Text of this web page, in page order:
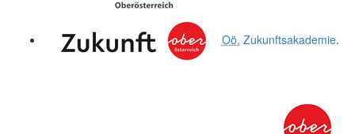
Oö. Zukunftsakademie.